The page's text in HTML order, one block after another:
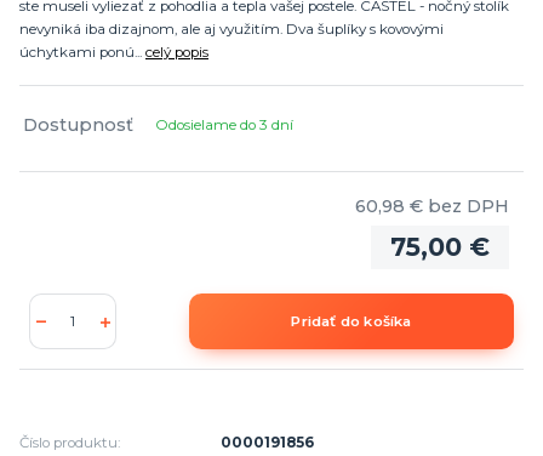
ste museli vyliezať z pohodlia a tepla vašej postele. CASTEL - nočný stolík
nevyniká iba dizajnom, ale aj využitím. Dva šuplíky s kovovými
úchytkami ponú... celý popis
Dostupnosť Odosielame do 3 dní
75,00 €
60,98 € bez DPH
Pridať do košíka
Číslo produktu:
0000191856